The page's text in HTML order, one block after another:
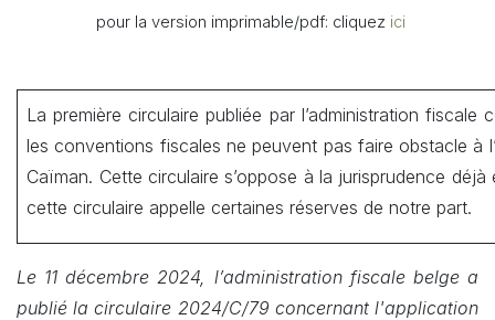
​ pour la version imprimable/pdf: cliquez ici
La première circulaire publiée par l’administration
les conventions fiscales ne peuvent pas faire obstacle à
Caïman. Cette circulaire s’oppose à la jurisprudence
cette circulaire appelle certaines réserves de notre part.
Le 11 décembre 2024, l’administration fiscale belge a
publié la circulaire 2024/C/79 concernant l'application